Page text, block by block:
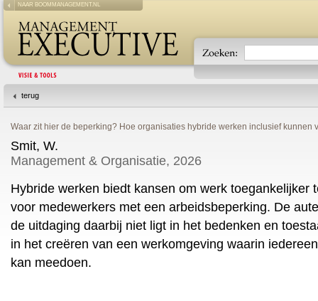
NAAR BOOMMANAGEMENT.NL
terug
Waar zit hier de beperking? Hoe organisaties hybride werken inclusief kunnen
Smit, W.
Management & Organisatie, 2026
Hybride werken biedt kansen om werk toegankelijker
voor medewerkers met een arbeidsbeperking. De
de uitdaging daarbij niet ligt in het bedenken en
in het creëren van een werkomgeving waarin
kan meedoen.